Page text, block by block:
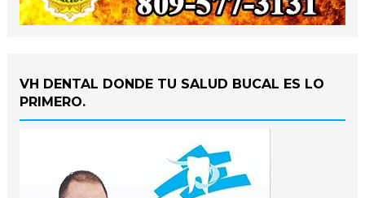
VH DENTAL DONDE TU SALUD BUCAL ES LO
PRIMERO.